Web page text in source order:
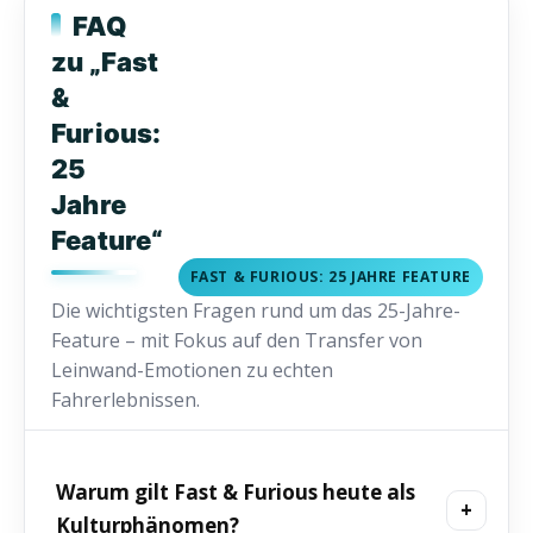
FAQ
zu „Fast
&
Furious:
25
Jahre
Feature“
FAST & FURIOUS: 25 JAHRE FEATURE
Die wichtigsten Fragen rund um das 25-Jahre-
Feature – mit Fokus auf den Transfer von
Leinwand-Emotionen zu echten
Fahrerlebnissen.
Warum gilt Fast & Furious heute als
Kulturphänomen?